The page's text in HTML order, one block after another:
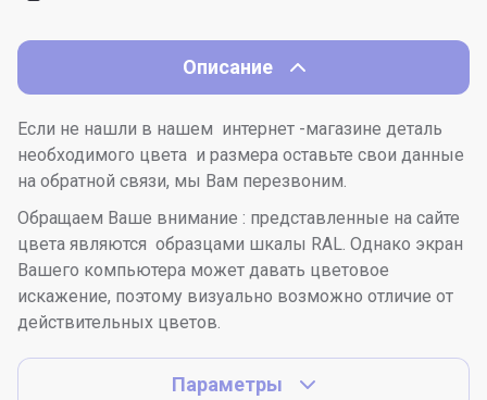
Описание
Если не нашли в нашем интернет -магазине деталь
необходимого цвета и размера оставьте свои данные
на обратной связи, мы Вам перезвоним.
Обращаем Ваше внимание : представленные на сайте
цвета являются образцами шкалы RAL. Однако экран
Вашего компьютера может давать цветовое
искажение, поэтому визуально возможно отличие от
действительных цветов.
Параметры